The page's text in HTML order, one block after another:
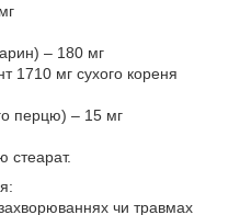
– 180 мг
1710 мг сухого кореня
перцю) – 15 мг
стеарат.
чи травмах